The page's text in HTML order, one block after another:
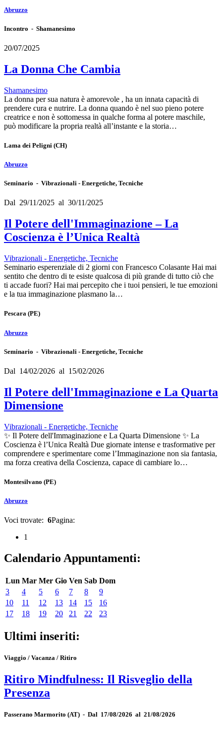
Abruzzo
Incontro - Shamanesimo
20/07/2025
La Donna Che Cambia
Shamanesimo
La donna per sua natura è amorevole , ha un innata capacità di
prendere cura e nutrire. La donna quando è nel suo pieno potere
creatrice e non è sottomessa in qualche forma al potere maschile,
può modificare la propria realtà all’instante e la storia…
Lama dei Peligni (CH)
Abruzzo
Seminario - Vibrazionali - Energetiche, Tecniche
Dal 29/11/2025 al 30/11/2025
Il Potere dell'Immaginazione – La
Coscienza è l’Unica Realtà
Vibrazionali - Energetiche, Tecniche
Seminario esperenziale di 2 giorni con Francesco Colasante Hai mai
sentito che dentro di te esiste qualcosa di più grande di tutto ciò che
ti accade fuori? Hai mai percepito che i tuoi pensieri, le tue emozioni
e la tua immaginazione plasmano la…
Pescara (PE)
Abruzzo
Seminario - Vibrazionali - Energetiche, Tecniche
Dal 14/02/2026 al 15/02/2026
Il Potere dell'Immaginazione e La Quarta
Dimensione
Vibrazionali - Energetiche, Tecniche
✨ Il Potere dell'Immaginazione e La Quarta Dimensione ✨ La
Coscienza è l’Unica Realtà Due giornate intense e trasformative per
comprendere e sperimentare come l’Immaginazione non sia fantasia,
ma forza creativa della Coscienza, capace di cambiare lo…
Montesilvano (PE)
Abruzzo
Voci trovate: 6Pagina:
1
Calendario Appuntamenti:
Lun Mar Mer Gio Ven Sab Dom
3
4 5 6 7 8
9
10
11 12 13 14 15
16
17
18 19 20 21 22 23
Ultimi inseriti:
Viaggio / Vacanza / Ritiro
Ritiro Mindfulness: Il Risveglio della
Presenza
Passerano Marmorito (AT) - Dal 17/08/2026 al 21/08/2026